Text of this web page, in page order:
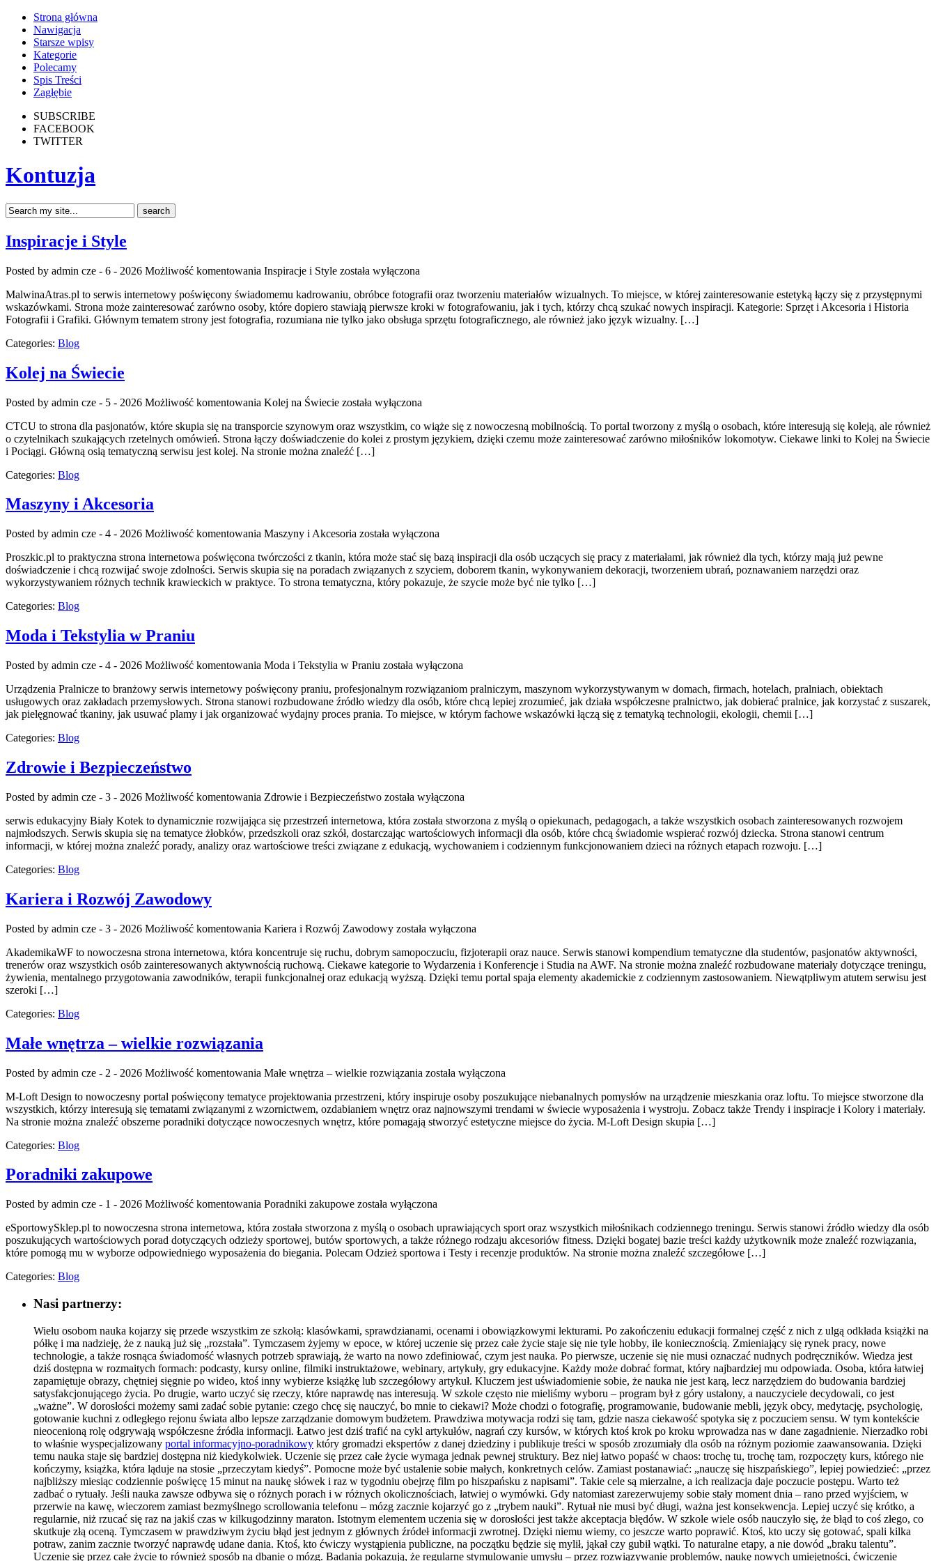
Strona główna
Nawigacja
Starsze wpisy
Kategorie
Polecamy
Spis Treści
Zagłębie
SUBSCRIBE
FACEBOOK
TWITTER
Kontuzja
Inspiracje i Style
Posted by admin cze - 6 - 2026 Możliwość komentowania Inspiracje i Style została wyłączona
MalwinaAtras.pl to serwis internetowy poświęcony świadomemu kadrowaniu, obróbce fotografii oraz tworzeniu materiałów wizualnych. To miejsce, w której zainteresowanie estetyką łączy się z przystępnymi
wskazówkami. Strona może zainteresować zarówno osoby, które dopiero stawiają pierwsze kroki w fotografowaniu, jak i tych, którzy chcą szukać nowych inspiracji. Kategorie: Sprzęt i Akcesoria i Historia
Fotografii i Grafiki. Głównym tematem strony jest fotografia, rozumiana nie tylko jako obsługa sprzętu fotograficznego, ale również jako język wizualny. […]
Categories: Blog
Kolej na Świecie
Posted by admin cze - 5 - 2026 Możliwość komentowania Kolej na Świecie została wyłączona
CTCU to strona dla pasjonatów, które skupia się na transporcie szynowym oraz wszystkim, co wiąże się z nowoczesną mobilnością. To portal tworzony z myślą o osobach, które interesują się koleją, ale również
o czytelnikach szukających rzetelnych omówień. Strona łączy doświadczenie do kolei z prostym językiem, dzięki czemu może zainteresować zarówno miłośników lokomotyw. Ciekawe linki to Kolej na Świecie
i Pociągi. Główną osią tematyczną serwisu jest kolej. Na stronie można znaleźć […]
Categories: Blog
Maszyny i Akcesoria
Posted by admin cze - 4 - 2026 Możliwość komentowania Maszyny i Akcesoria została wyłączona
Proszkic.pl to praktyczna strona internetowa poświęcona twórczości z tkanin, która może stać się bazą inspiracji dla osób uczących się pracy z materiałami, jak również dla tych, którzy mają już pewne
doświadczenie i chcą rozwijać swoje zdolności. Serwis skupia się na poradach związanych z szyciem, doborem tkanin, wykonywaniem dekoracji, tworzeniem ubrań, poznawaniem narzędzi oraz
wykorzystywaniem różnych technik krawieckich w praktyce. To strona tematyczna, który pokazuje, że szycie może być nie tylko […]
Categories: Blog
Moda i Tekstylia w Praniu
Posted by admin cze - 4 - 2026 Możliwość komentowania Moda i Tekstylia w Praniu została wyłączona
Urządzenia Pralnicze to branżowy serwis internetowy poświęcony praniu, profesjonalnym rozwiązaniom pralniczym, maszynom wykorzystywanym w domach, firmach, hotelach, pralniach, obiektach
usługowych oraz zakładach przemysłowych. Strona stanowi rozbudowane źródło wiedzy dla osób, które chcą lepiej zrozumieć, jak działa współczesne pralnictwo, jak dobierać pralnice, jak korzystać z suszarek,
jak pielęgnować tkaniny, jak usuwać plamy i jak organizować wydajny proces prania. To miejsce, w którym fachowe wskazówki łączą się z tematyką technologii, ekologii, chemii […]
Categories: Blog
Zdrowie i Bezpieczeństwo
Posted by admin cze - 3 - 2026 Możliwość komentowania Zdrowie i Bezpieczeństwo została wyłączona
serwis edukacyjny Biały Kotek to dynamicznie rozwijająca się przestrzeń internetowa, która została stworzona z myślą o opiekunach, pedagogach, a także wszystkich osobach zainteresowanych rozwojem
najmłodszych. Serwis skupia się na tematyce żłobków, przedszkoli oraz szkół, dostarczając wartościowych informacji dla osób, które chcą świadomie wspierać rozwój dziecka. Strona stanowi centrum
informacji, w której można znaleźć porady, analizy oraz wartościowe treści związane z edukacją, wychowaniem i codziennym funkcjonowaniem dzieci na różnych etapach rozwoju. […]
Categories: Blog
Kariera i Rozwój Zawodowy
Posted by admin cze - 3 - 2026 Możliwość komentowania Kariera i Rozwój Zawodowy została wyłączona
AkademikaWF to nowoczesna strona internetowa, która koncentruje się ruchu, dobrym samopoczuciu, fizjoterapii oraz nauce. Serwis stanowi kompendium tematyczne dla studentów, pasjonatów aktywności,
trenerów oraz wszystkich osób zainteresowanych aktywnością ruchową. Ciekawe kategorie to Wydarzenia i Konferencje i Studia na AWF. Na stronie można znaleźć rozbudowane materiały dotyczące treningu,
żywienia, mentalnego przygotowania zawodników, terapii funkcjonalnej oraz edukacją wyższą. Dzięki temu portal spaja elementy akademickie z codziennym zastosowaniem. Niewątpliwym atutem serwisu jest
szeroki […]
Categories: Blog
Małe wnętrza – wielkie rozwiązania
Posted by admin cze - 2 - 2026 Możliwość komentowania Małe wnętrza – wielkie rozwiązania została wyłączona
M-Loft Design to nowoczesny portal poświęcony tematyce projektowania przestrzeni, który inspiruje osoby poszukujące niebanalnych pomysłów na urządzenie mieszkania oraz loftu. To miejsce stworzone dla
wszystkich, którzy interesują się tematami związanymi z wzornictwem, ozdabianiem wnętrz oraz najnowszymi trendami w świecie wyposażenia i wystroju. Zobacz także Trendy i inspiracje i Kolory i materiały.
Na stronie można znaleźć obszerne poradniki dotyczące nowoczesnych wnętrz, które pomagają stworzyć estetyczne miejsce do życia. M-Loft Design skupia […]
Categories: Blog
Poradniki zakupowe
Posted by admin cze - 1 - 2026 Możliwość komentowania Poradniki zakupowe została wyłączona
eSportowySklep.pl to nowoczesna strona internetowa, która została stworzona z myślą o osobach uprawiających sport oraz wszystkich miłośnikach codziennego treningu. Serwis stanowi źródło wiedzy dla osób
poszukujących wartościowych porad dotyczących odzieży sportowej, butów sportowych, a także różnego rodzaju akcesoriów fitness. Dzięki bogatej bazie treści każdy użytkownik może znaleźć rozwiązania,
które pomogą mu w wyborze odpowiedniego wyposażenia do biegania. Polecam Odzież sportowa i Testy i recenzje produktów. Na stronie można znaleźć szczegółowe […]
Categories: Blog
Nasi partnerzy:
Wielu osobom nauka kojarzy się przede wszystkim ze szkołą: klasówkami, sprawdzianami, ocenami i obowiązkowymi lekturami. Po zakończeniu edukacji formalnej część z nich z ulgą odkłada książki na
półkę i ma nadzieję, że z nauką już się „rozstała”. Tymczasem żyjemy w epoce, w której uczenie się przez całe życie staje się nie tyle hobby, ile koniecznością. Zmieniający się rynek pracy, nowe
technologie, a także rosnąca świadomość własnych potrzeb sprawiają, że warto na nowo zdefiniować, czym jest nauka. Po pierwsze, uczenie się nie musi oznaczać nudnych podręczników. Wiedza jest
dziś dostępna w rozmaitych formach: podcasty, kursy online, filmiki instruktażowe, webinary, artykuły, gry edukacyjne. Każdy może dobrać format, który najbardziej mu odpowiada. Osoba, która łatwiej
zapamiętuje obrazy, chętniej sięgnie po wideo, ktoś inny wybierze książkę lub szczegółowy artykuł. Kluczem jest uświadomienie sobie, że nauka nie jest karą, lecz narzędziem do budowania bardziej
satysfakcjonującego życia. Po drugie, warto uczyć się rzeczy, które naprawdę nas interesują. W szkole często nie mieliśmy wyboru – program był z góry ustalony, a nauczyciele decydowali, co jest
„ważne”. W dorosłości możemy sami zadać sobie pytanie: czego chcę się nauczyć, bo mnie to ciekawi? Może chodzi o fotografię, programowanie, budowanie mebli, język obcy, medytację, psychologię,
gotowanie kuchni z odległego rejonu świata albo lepsze zarządzanie domowym budżetem. Prawdziwa motywacja rodzi się tam, gdzie nasza ciekawość spotyka się z poczuciem sensu. W tym kontekście
nieocenioną rolę odgrywają współczesne źródła informacji. Łatwo jest dziś trafić na cykl artykułów, nagrań czy kursów, w których ktoś krok po kroku wprowadza nas w dane zagadnienie. Nierzadko robi
to właśnie wyspecjalizowany portal informacyjno-poradnikowy który gromadzi ekspertów z danej dziedziny i publikuje treści w sposób zrozumiały dla osób na różnym poziomie zaawansowania. Dzięki
temu nauka staje się bardziej dostępna niż kiedykolwiek. Uczenie się przez całe życie wymaga jednak pewnej struktury. Bez niej łatwo popaść w chaos: trochę tu, trochę tam, rozpoczęty kurs, którego nie
kończymy, książka, która ląduje na stosie „przeczytam kiedyś”. Pomocne może być ustalenie sobie małych, konkretnych celów. Zamiast postanawiać: „nauczę się hiszpańskiego”, lepiej powiedzieć: „przez
najbliższy miesiąc codziennie poświęcę 15 minut na naukę słówek i raz w tygodniu obejrzę film po hiszpańsku z napisami”. Takie cele są mierzalne, a ich realizacja daje poczucie postępu. Warto też
zadbać o rytuały. Jeśli nauka zawsze odbywa się o różnych porach i w różnych okolicznościach, łatwiej o wymówki. Gdy natomiast zarezerwujemy sobie stały moment dnia – rano przed wyjściem, w
przerwie na kawę, wieczorem zamiast bezmyślnego scrollowania telefonu – mózg zacznie kojarzyć go z „trybem nauki”. Rytuał nie musi być długi, ważna jest konsekwencja. Lepiej uczyć się krótko, a
regularnie, niż rzucać się raz na jakiś czas w kilkugodzinny maraton. Istotnym elementem uczenia się w dorosłości jest także akceptacja błędów. W szkole wiele osób nauczyło się, że błąd to coś złego, co
skutkuje złą oceną. Tymczasem w prawdziwym życiu błąd jest jednym z głównych źródeł informacji zwrotnej. Dzięki niemu wiemy, co jeszcze warto poprawić. Ktoś, kto uczy się gotować, spali kilka
potraw, zanim zacznie tworzyć naprawdę udane dania. Ktoś, kto ćwiczy wystąpienia publiczne, na początku będzie się mylił, jąkał czy gubił wątki. To naturalne etapy, a nie dowód „braku talentu”.
Uczenie się przez całe życie to również sposób na dbanie o mózg. Badania pokazują, że regularne stymulowanie umysłu – przez rozwiązywanie problemów, naukę nowych umiejętności, ćwiczenie